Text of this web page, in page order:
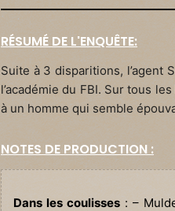
RÉSUMÉ DE L'ENQUÊTE:
Suite à 3 disparitions, l’agent
l’académie du FBI. Sur tous
à un homme qui semble
NOTES DE PRODUCTION :
Dans les coulisses : –